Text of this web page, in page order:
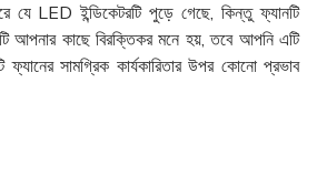
LED ইন্ডিকেটরটি পুড়ে গেছে, কিন্তু ফ্যানটি
আপনার কাছে বিরক্তিকর মনে হয়, তবে আপনি এটি
সামগ্রিক কার্যকারিতার উপর কোনো প্রভাব